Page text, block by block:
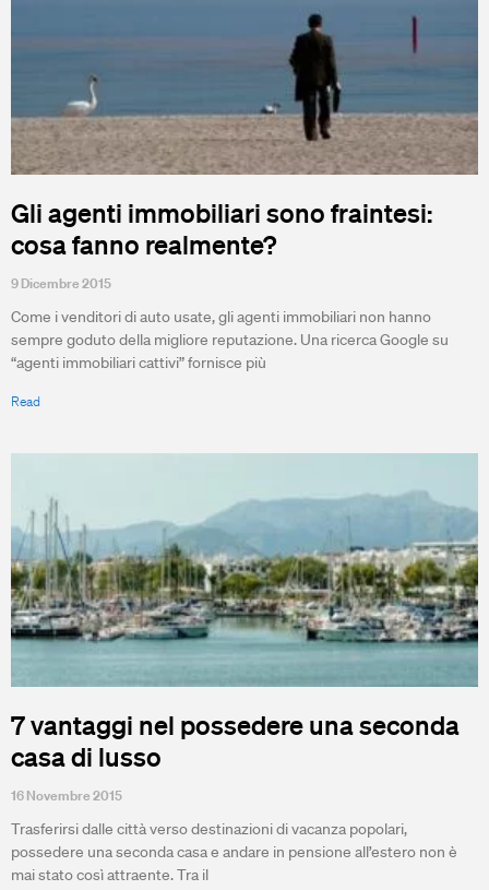
Gli agenti immobiliari sono fraintesi:
cosa fanno realmente?
9 Dicembre 2015
Come i venditori di auto usate, gli agenti immobiliari non hanno
sempre goduto della migliore reputazione. Una ricerca Google su
“agenti immobiliari cattivi” fornisce più
Read
7 vantaggi nel possedere una seconda
casa di lusso
16 Novembre 2015
Trasferirsi dalle città verso destinazioni di vacanza popolari,
possedere una seconda casa e andare in pensione all’estero non è
mai stato così attraente. Tra il